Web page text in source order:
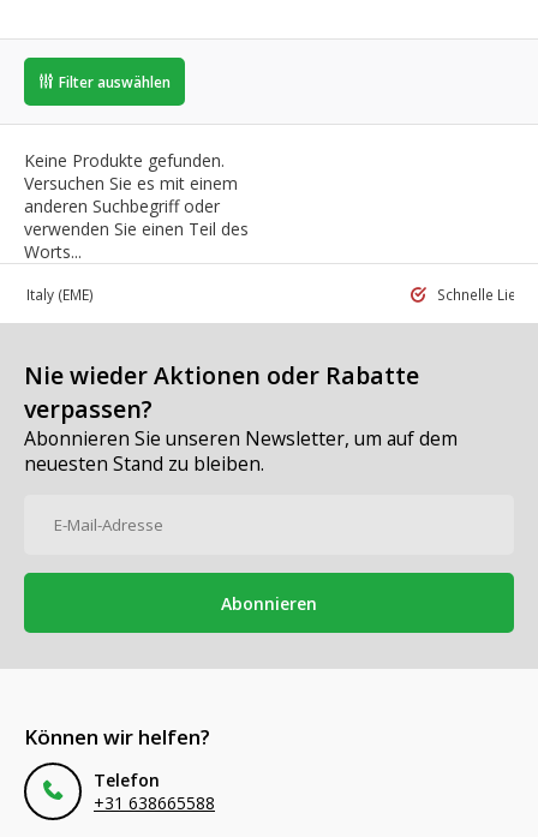
Filter auswählen
Keine Produkte gefunden.
Versuchen Sie es mit einem
anderen Suchbegriff oder
verwenden Sie einen Teil des
Worts...
in Italy (EME) Schnelle
Nie wieder Aktionen oder Rabatte
verpassen?
Abonnieren Sie unseren Newsletter, um auf dem
neuesten Stand zu bleiben.
Abonnieren
Können wir helfen?
Telefon
+31 638665588